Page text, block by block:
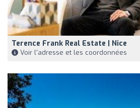
Terence Frank Real Estate | Nice
Voir l'adresse et les coordonnées